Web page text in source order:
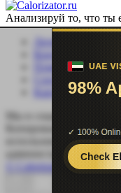
Анализируй то, что ты
Личный кабинет
Помощь сайту
Соцсети
Карта сайта
Мы в социальных сетях:
Копирование,
использование
администрации сайта
© Calorizator.ru 2008-